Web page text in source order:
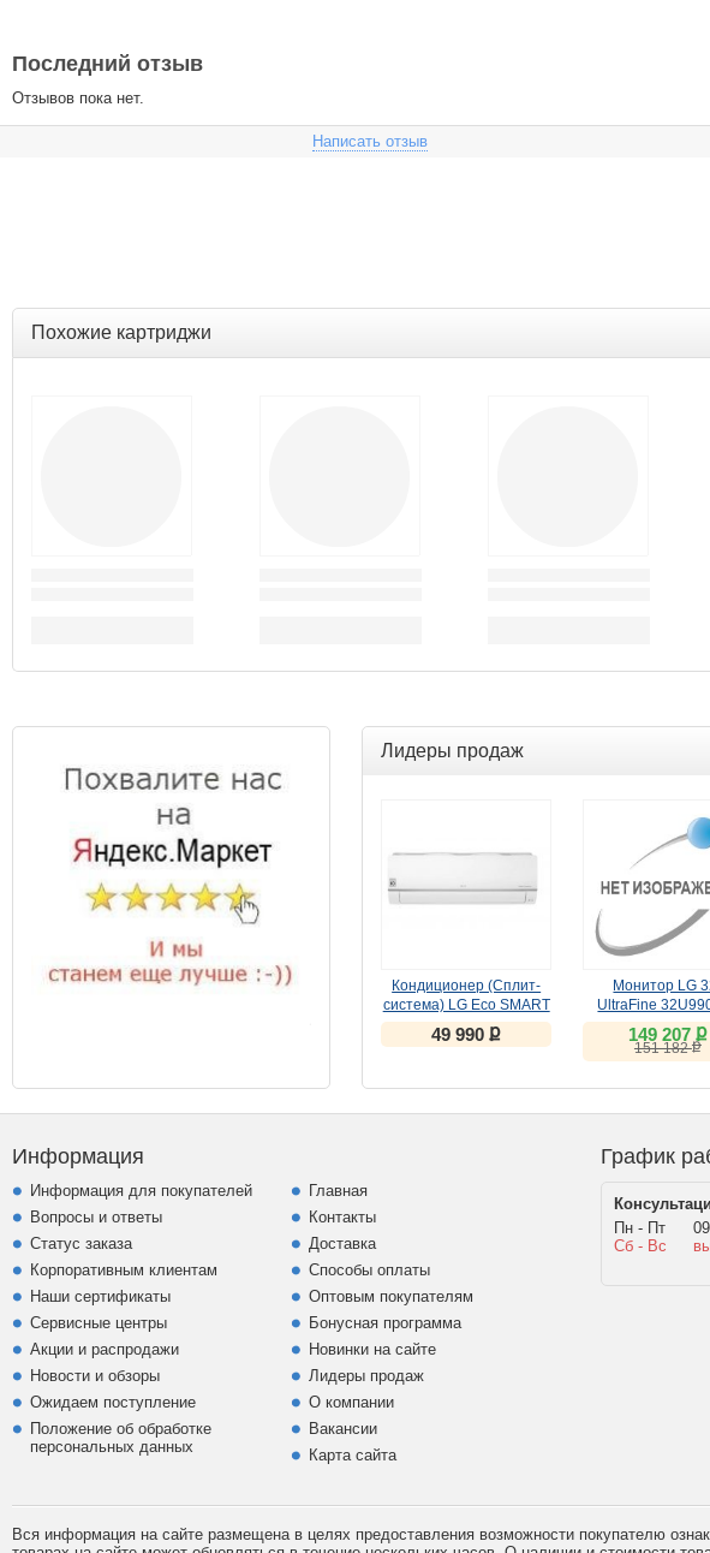
Последний отзыв
Отзывов пока нет.
Написать отзыв
Похожие картриджи
Лидеры продаж
Кондиционер (Сплит-
система) LG Eco SMART
inverter PC09SQR белый
49 990ք
Монитор LG
UltraFine
(IPS, 6K,149 207 ք
151 182ք
Информация
Информация для покупателей
Вопросы и ответы
Статус заказа
Корпоративным клиентам
Наши сертификаты
Сервисные центры
Акции и распродажи
Новости и обзоры
Ожидаем поступление
Положение об обработке
персональных данных
Главная
Контакты
Доставка
Способы оплаты
Оптовым покупателям
Бонусная программа
Новинки на сайте
Лидеры продаж
О компании
Вакансии
Карта сайта
График
Пн - Пт
Сб - Вс
Вся информация на сайте размещена в целях предоставления возможности покупателю